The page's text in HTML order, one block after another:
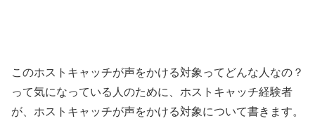
このホストキャッチが声をかける対象ってどんな人なの？
って気になっている人のために、ホストキャッチ経験者
が、ホストキャッチが声をかける対象について書きます。